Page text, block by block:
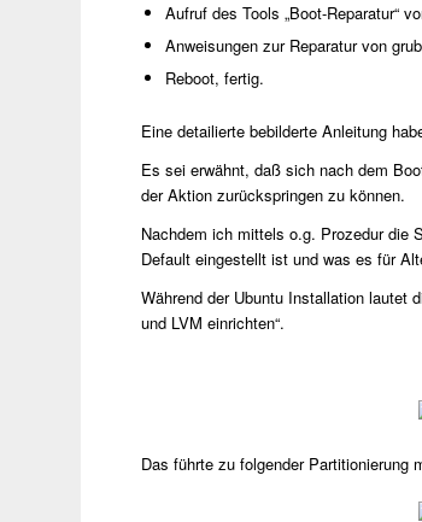
Aufruf des Tools „Boot-Reparatur“
Anweisungen zur Reparatur von
Reboot, fertig.
Eine detailierte bebilderte Anleitung
Es sei erwähnt, daß sich nach dem
der Aktion zurückspringen zu können.
Nachdem ich mittels o.g. Prozedur die
Default eingestellt ist und was es für
Während der Ubuntu Installation lautet
und LVM einrichten“.
Das führte zu folgender Partitionierung